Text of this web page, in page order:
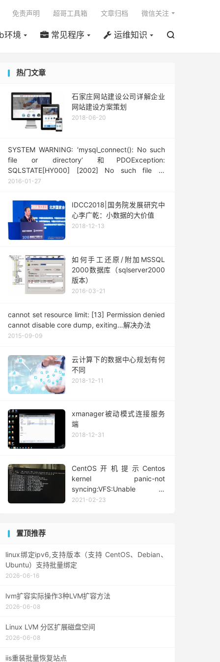
环境 常见程序 运维知识 
免责声明 超哥工具箱 文章归档 微信关注
热门文章
石家庄网站建设公司详解企业
网站建设方案策划
2018-06-20
SYSTEM WARNING: ‘mysql_connect(): No such
file or directory’ 和PDOException:
SQLSTATE[HY000] [2002] No such file or
directory 解决办法
2016-01-27
IDCC2018|国务院发展研究中
心李广乾：小数据的大价值
2018-12-13
如何手工还原/附加MSSQL
2000数据库（sqlserver2000
版本）
2016-03-21
cannot set resource limit: [13] Permission denied
cannot disable core dump, exiting…解决办法
2015-09-09
云计算下的数据中心规划有何
不同
2018-12-11
xmanager被动模式连接服务
端
2018-12-31
CentOS开机提示Centos
kernel panic-not
syncing:VFS:Unable to
mount root fs on unknown-
2021-02-23
置顶推荐
linux绑定ipv6,支持版本（支持 CentOS、Debian、
Ubuntu）支持批量绑定
2026-06-16
lvm扩容实际操作3种LVM扩容方法
2026-06-08
Linux LVM 分区扩展磁盘空间
2026-06-08
iis重装批量恢复站点